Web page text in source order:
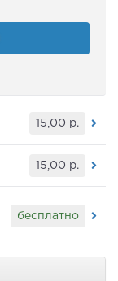
15,00 р.
15,00 р.
бесплатно